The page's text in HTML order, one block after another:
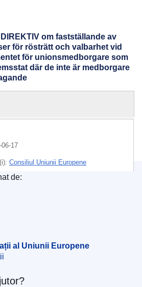
om fastställande av
för rösträtt och valbarhet vid
för unionsmedborgare som
där de inte är medborgare
06-17
Consiliul Uniunii Europene
INIT
al Uniunii Europene
de:
al Uniunii Europene